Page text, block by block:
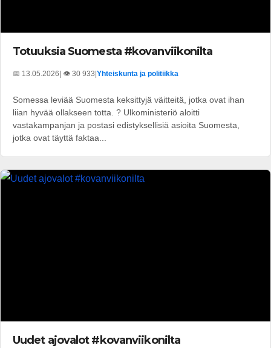
Totuuksia Suomesta #kovanviikonilta
📅 13.05.2026 | 👁️ 30 933 Yhteiskunta ja politiikka
Somessa leviää Suomesta keksittyjä väitteitä, jotka ovat ihan
liian hyvää ollakseen totta. ? Ulkoministeriö aloitti
vastakampanjan ja postasi edistyksellisiä asioita Suomesta,
jotka ovat täyttä faktaa...
Uudet ajovalot #kovanviikonilta